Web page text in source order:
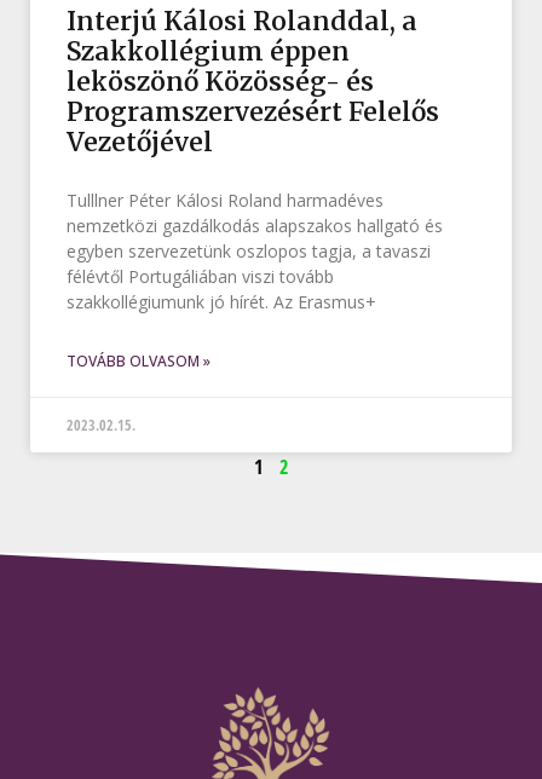
Interjú Kálosi Rolanddal, a
Szakkollégium éppen
leköszönő Közösség- és
Programszervezésért Felelős
Vezetőjével
Tulllner Péter Kálosi Roland harmadéves
nemzetközi gazdálkodás alapszakos hallgató és
egyben szervezetünk oszlopos tagja, a tavaszi
félévtől Portugáliában viszi tovább
szakkollégiumunk jó hírét. Az Erasmus+
TOVÁBB OLVASOM »
2023.02.15.
1 2